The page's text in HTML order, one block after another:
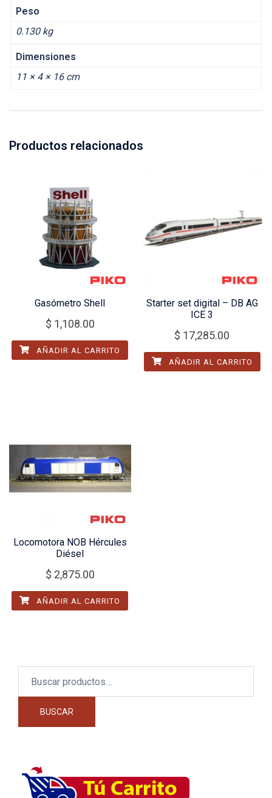
Peso
0.130 kg
Dimensiones
11 × 4 × 16 cm
Productos relacionados
Gasómetro Shell
$ 1,108.00
AÑADIR AL CARRITO
Starter set digital – DB AG
ICE 3
$ 17,285.00
AÑADIR AL CARRITO
Locomotora NOB Hércules
Diésel
$ 2,875.00
AÑADIR AL CARRITO
BUSCAR